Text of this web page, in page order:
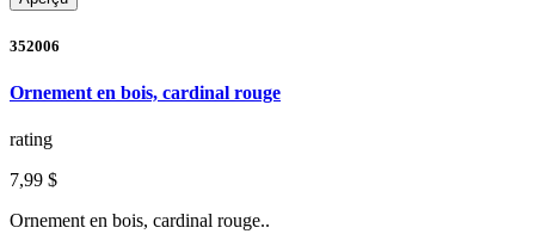
352006
Ornement en bois, cardinal rouge
rating
7,99 $
Ornement en bois, cardinal rouge..